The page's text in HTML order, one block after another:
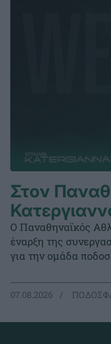
Στον
Ο Παναθηναϊκός
έναρξη της
για την ομάδα
07.08.2026